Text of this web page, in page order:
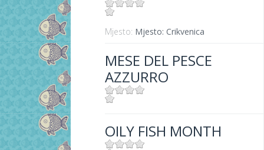
Mjesto: Mjesto: Crikvenica
MESE DEL PESCE
AZZURRO
OILY FISH MONTH